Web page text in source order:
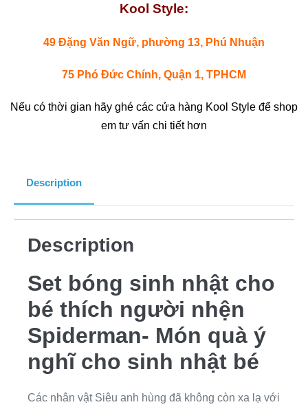
Kool Style:
49 Đặng Văn Ngữ, phường 13, Phú Nhuận
75 Phó Đức Chính, Quận 1, TPHCM
Nếu có thời gian hãy ghé các cửa hàng Kool Style để shop
em tư vấn chi tiết hơn
Description
Description
Set bóng sinh nhật cho
bé thích người nhện
Spiderman- Món quà ý
nghĩ cho sinh nhật bé
Các nhân vật Siêu anh hùng đã không còn xa lạ với